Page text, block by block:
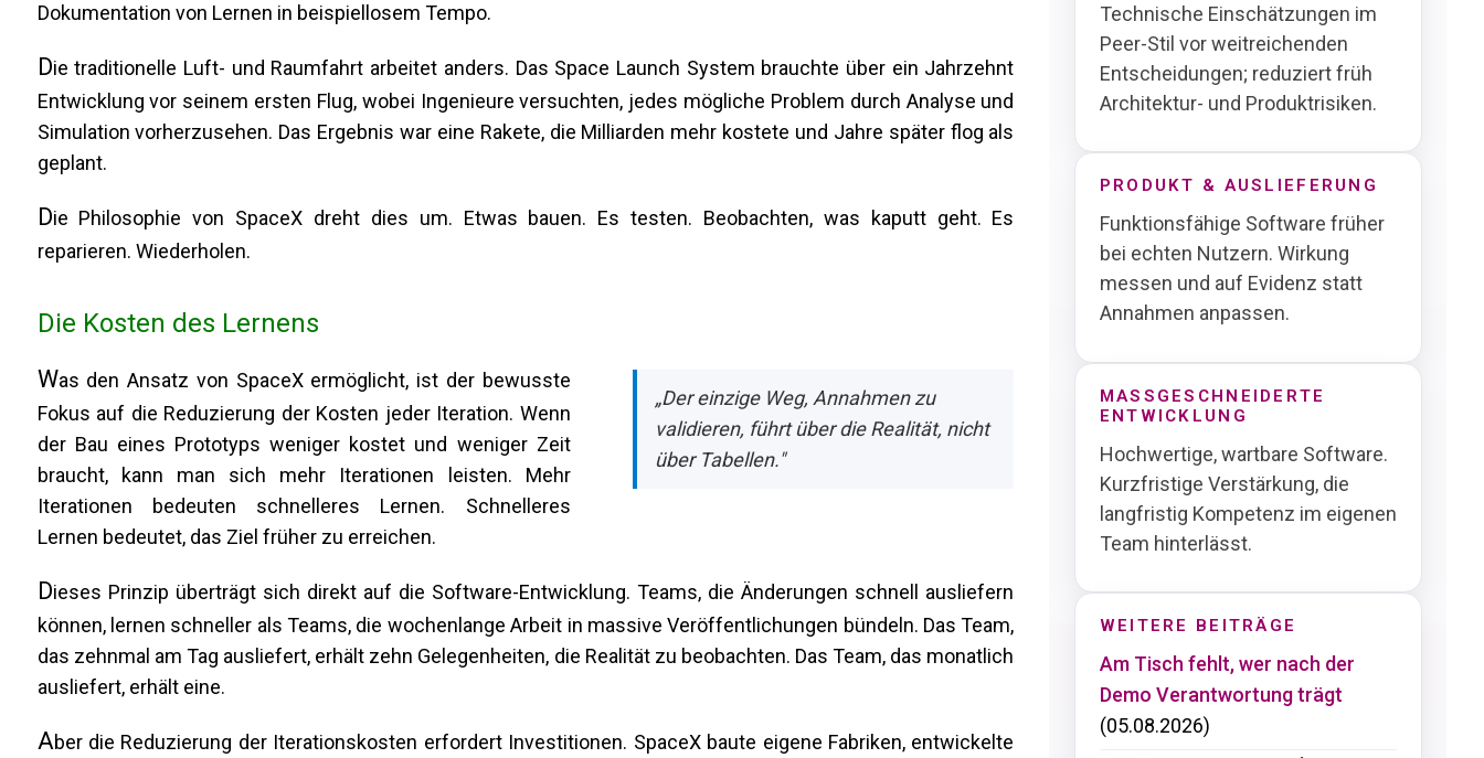
Dokumentation von Lernen in beispiellosem Tempo.
Die traditionelle Luft- und Raumfahrt arbeitet anders. Das Space Launch System brauchte über ein Jahrzehnt
Entwicklung vor seinem ersten Flug, wobei Ingenieure versuchten, jedes mögliche Problem durch Analyse und
Simulation vorherzusehen. Das Ergebnis war eine Rakete, die Milliarden mehr kostete und Jahre später flog als
geplant.
Die Philosophie von SpaceX dreht dies um. Etwas bauen. Es testen. Beobachten, was kaputt geht. Es
reparieren. Wiederholen.
Die Kosten des Lernens
„Der einzige Weg, Annahmen zu
validieren, führt über die Realität, nicht
über Tabellen."
Was den Ansatz von SpaceX ermöglicht, ist der bewusste
Fokus auf die Reduzierung der Kosten jeder Iteration. Wenn
der Bau eines Prototyps weniger kostet und weniger Zeit
braucht, kann man sich mehr Iterationen leisten. Mehr
Iterationen bedeuten schnelleres Lernen. Schnelleres
Lernen bedeutet, das Ziel früher zu erreichen.
Dieses Prinzip überträgt sich direkt auf die Software-Entwicklung. Teams, die Änderungen schnell ausliefern
können, lernen schneller als Teams, die wochenlange Arbeit in massive Veröffentlichungen bündeln. Das Team,
das zehnmal am Tag ausliefert, erhält zehn Gelegenheiten, die Realität zu beobachten. Das Team, das monatlich
ausliefert, erhält eine.
Aber die Reduzierung der Iterationskosten erfordert Investitionen. SpaceX baute eigene Fabriken, entwickelte
Technische Einschätzungen im
Peer-Stil vor weitreichenden
Entscheidungen; reduziert früh
Architektur- und Produktrisiken.
PRODUKT & AUSLIEFERUNG
Funktionsfähige Software früher
bei echten Nutzern. Wirkung
messen und auf Evidenz statt
Annahmen anpassen.
MASSGESCHNEIDERTE E
NTWICKLUNG
Hochwertige, wartbare Software.
Kurzfristige Verstärkung, die
langfristig Kompetenz im eigenen
Team hinterlässt.
WEITERE BEITRÄGE
Am Tisch fehlt, wer nach der
Demo Verantwortung trägt
(05.08.2026)